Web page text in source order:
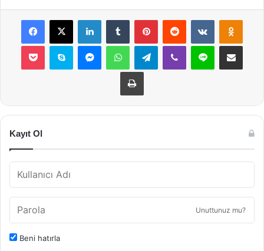
Facebook
X LinkedInTumblr PinterestReddit VKontakte
Pocket Skype MessengerWhatsAppTelegramViber Line E-Posta ile
Yazdır
Kayıt Ol
Unuttunuz mu?
Beni hatırla